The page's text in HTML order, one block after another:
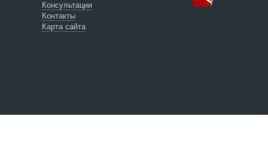
Консультации
Контакты
Карта сайта